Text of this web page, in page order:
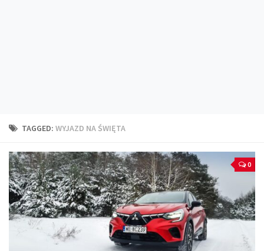
Technika jazdy
Kalkulatory
Przelicznik mocy
Auto z niemiec
TAGGED: WYJAZD NA ŚWIĘTA
0